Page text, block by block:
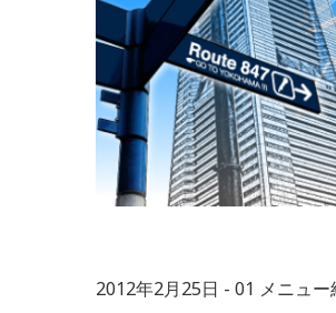
2012年2月25日 01 メニュー